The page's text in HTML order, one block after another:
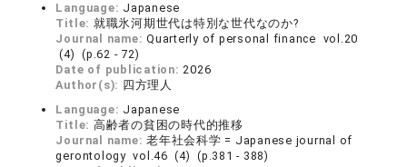
Language: Japanese
Title: 就職氷河期世代は特別な世代なのか?
Journal name:Quarterly of personal finance vol.20
(4) (p.62 - 72)
Date of publication:2026
Author(s): 四方理人
Language: Japanese
Title: 高齢者の貧困の時代的推移
Journal name:老年社会科学 = Japanese journal of
gerontology vol.46 (4) (p.381 - 388)